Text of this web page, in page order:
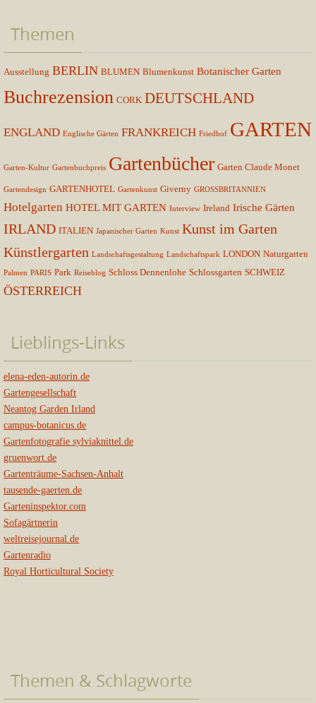
Themen
Ausstellung BERLIN BLUMEN Blumenkunst Botanischer Garten
Buchrezension CORK DEUTSCHLAND
ENGLAND Englische Gärten FRANKREICH Friedhof GARTEN
Garten-Kultur Gartenbuchpreis Gartenbücher Garten Claude Monet
Gartendesign GARTENHOTEL Gartenkunst Giverny GROSSBRITANNIEN
Hotelgarten HOTEL MIT GARTEN Interview Ireland Irische Gärten
IRLAND ITALIEN Japanischer Garten Kunst Kunst im Garten
Künstlergarten Landschaftsgestaltung Landschaftspark LONDON Naturgarten
Palmen PARIS Park Reiseblog Schloss Dennenlohe Schlossgarten SCHWEIZ
ÖSTERREICH
Lieblings-Links
elena-eden-autorin.de
Gartengesellschaft
Neantog Garden Irland
campus-botanicus.de
Gartenfotografie sylviaknittel.de
gruenwort.de
Gartenträume-Sachsen-Anhalt
tausende-gaerten.de
Garteninspektor.com
Sofagärtnerin
weltreisejournal.de
Gartenradio
Royal Horticultural Society
Themen & Schlagworte